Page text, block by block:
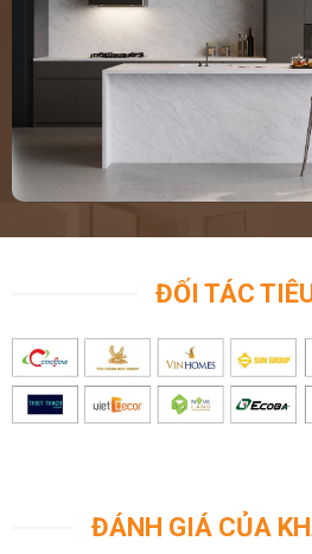
ĐỐI TÁC
ĐÁNH GIÁ CỦA